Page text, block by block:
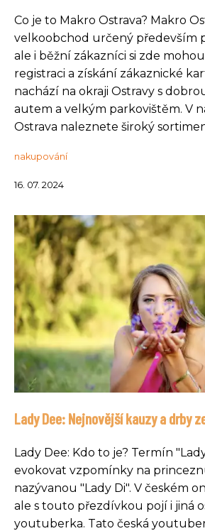
Co je to Makro Ostrava? Makro
velkoobchod určený především
ale i běžní zákazníci si zde
registraci a získání zákaznické
nachází na okraji Ostravy s
autem a velkým parkovištěm. V
Ostrava naleznete široký
nakupování
16. 07. 2024
Lady Dee: Nejnovější kauzy a drby
Lady Dee: Kdo to je? Termín
evokovat vzpomínky na
nazývanou "Lady Di". V českém
ale s touto přezdívkou pojí i jiná
youtuberka. Tato česká